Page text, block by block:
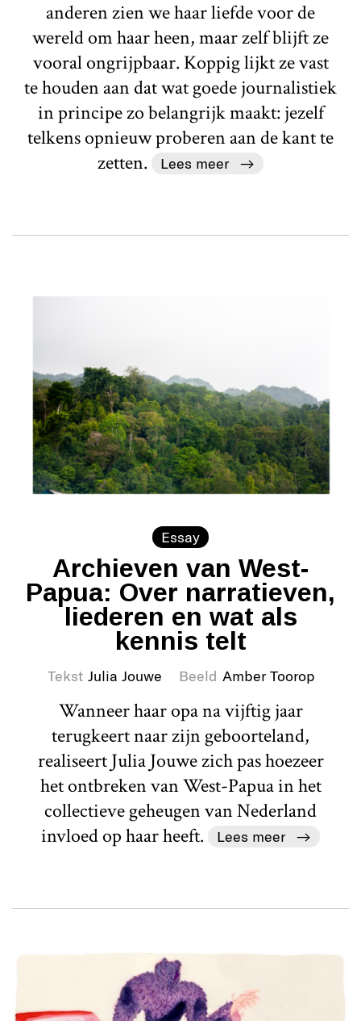
anderen zien we haar liefde voor de
wereld om haar heen, maar zelf blijft ze
vooral ongrijpbaar. Koppig lijkt ze vast
te houden aan dat wat goede journalistiek
in principe zo belangrijk maakt: jezelf
telkens opnieuw proberen aan de kant te
zetten.
Lees meer
Essay
Archieven van West-
Papua: Over narratieven,
liederen en wat als
kennis telt
Tekst Julia Jouwe Beeld Amber Toorop
Wanneer haar opa na vijftig jaar
terugkeert naar zijn geboorteland,
realiseert Julia Jouwe zich pas hoezeer
het ontbreken van West-Papua in het
collectieve geheugen van Nederland
invloed op haar heeft.
Lees meer